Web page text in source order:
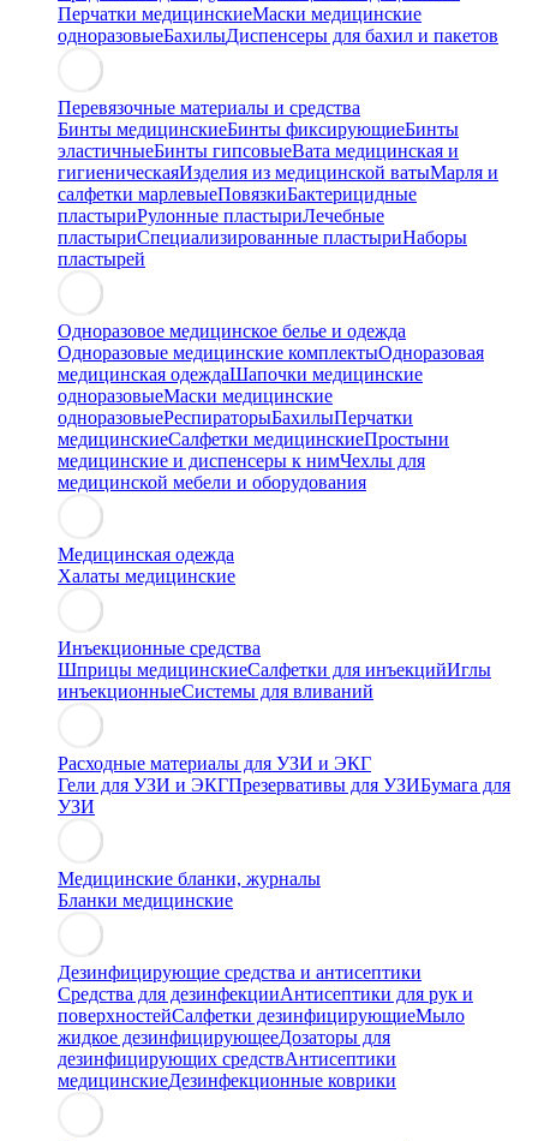
Перчатки медицинскиеМаски медицинские
одноразовыеБахилыДиспенсеры для бахил и пакетов
Перевязочные материалы и средства
Бинты медицинскиеБинты фиксирующиеБинты
эластичныеБинты гипсовыеВата медицинская и
гигиеническаяИзделия из медицинской ватыМарля и
салфетки марлевыеПовязкиБактерицидные
пластыриРулонные пластыриЛечебные
пластыриСпециализированные пластыриНаборы
пластырей
Одноразовое медицинское белье и одежда
Одноразовые медицинские комплектыОдноразовая
медицинская одеждаШапочки медицинские
одноразовыеМаски медицинские
одноразовыеРеспираторыБахилыПерчатки
медицинскиеСалфетки медицинскиеПростыни
медицинские и диспенсеры к нимЧехлы для
медицинской мебели и оборудования
Медицинская одежда
Халаты медицинские
Инъекционные средства
Шприцы медицинскиеСалфетки для инъекцийИглы
инъекционныеСистемы для вливаний
Расходные материалы для УЗИ и ЭКГ
Гели для УЗИ и ЭКГПрезервативы для УЗИБумага для
УЗИ
Медицинские бланки, журналы
Бланки медицинские
Дезинфицирующие средства и антисептики
Средства для дезинфекцииАнтисептики для рук и
поверхностейСалфетки дезинфицирующиеМыло
жидкое дезинфицирующееДозаторы для
дезинфицирующих средствАнтисептики
медицинскиеДезинфекционные коврики